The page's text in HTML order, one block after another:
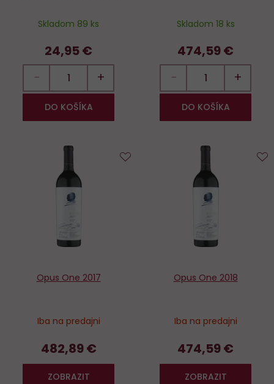
Skladom 89 ks
24,95 €
− +
DO KOŠÍKA
Skladom 18 ks
474,59 €
− +
DO KOŠÍKA
Opus One 2017
Iba na predajni
482,89 €
ZOBRAZIT
Opus One 2018
Iba na predajni
474,59 €
ZOBRAZIT